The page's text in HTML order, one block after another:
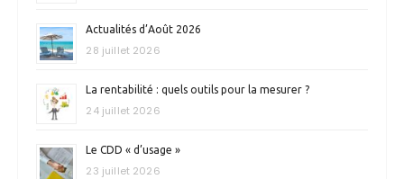
Actualités d’Août 2026
28 juillet 2026
La rentabilité : quels outils pour la mesurer ?
24 juillet 2026
Le CDD « d’usage »
23 juillet 2026